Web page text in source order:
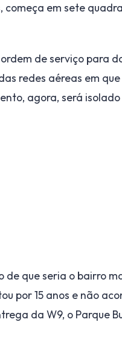
em sete
de serviço para
redes aéreas em que
agora, será
de que seria o bairro
por 15 anos e não
da W9, o Parque